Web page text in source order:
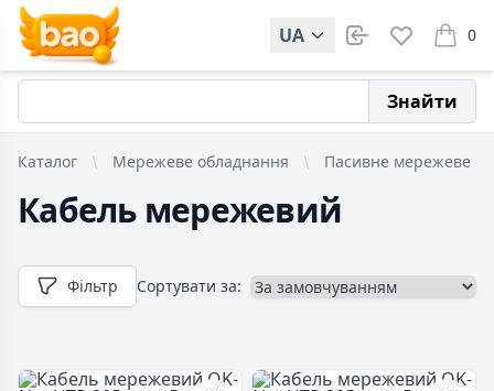
UA 0
items
Знайти
Каталог Мережеве обладнання Пасивне мережеве
Кабель мережевий
Фільтр Сортувати за: